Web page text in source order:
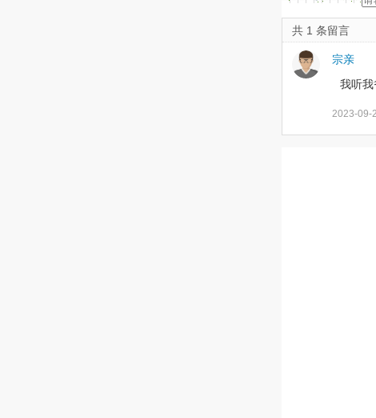
共 1 条留言
宗亲
我听
2023-09-